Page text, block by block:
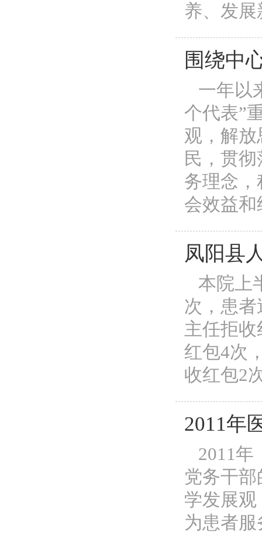
养、发
围绕中
一年以
个代表”
观，解
民，贯
务理念
会效益和
凤阳县
本院上
次，患
主任拒
红包4次
收红包2
2011年
2011年
党务干
学发展
为患者